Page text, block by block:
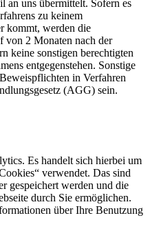
an uns übermittelt. Sofern es
zu keinem
kommt, werden die
von 2 Monaten nach der
keine sonstigen berechtigten
entgegenstehen. Sonstige
in Verfahren
(AGG) sein.
Es handelt sich hierbei um
verwendet. Das sind
gespeichert werden und die
durch Sie ermöglichen.
über Ihre Benutzung